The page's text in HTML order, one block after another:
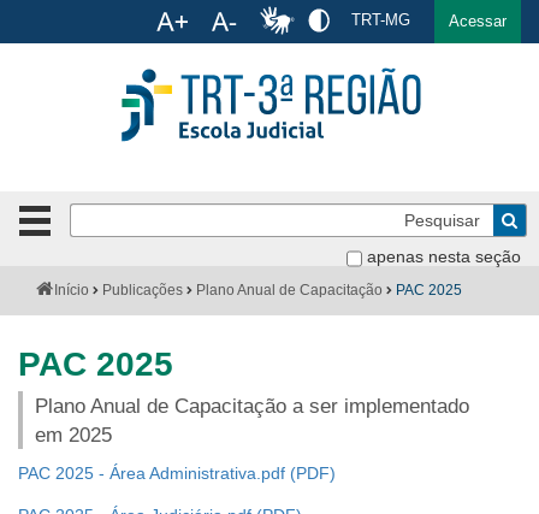
Ir para o menu Ir para a busca Ir para o rodapé
TRT-MG Acessar
Português
apenas nesta seção
Botão
de
abrir
ou
fechar
menu
Institucional
Cursos
VocêInício Publicações Plano Anual de Capacitação PAC 2025
PAC 2025
Plano Anual de Capacitação a ser implementado
em 2025
PAC 2025 - Área Administrativa.pdf